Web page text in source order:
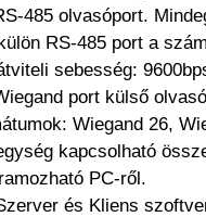
485 olvasóport.
RS-485 port a
sebesség:
port külső
Wiegand 26,
kapcsolható
PC-ről.
és Kliens